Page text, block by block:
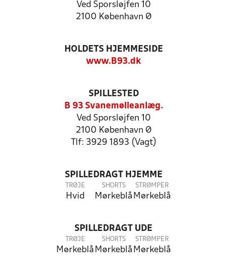
Ved Sporsløjfen 10
2100 København Ø
HOLDETS HJEMMESIDE
www.B93.dk
SPILLESTED
B 93 Svanemølleanlæg.
Ved Sporsløjfen 10
2100 København Ø
Tlf: 3929 1893 (Vagt)
SPILLEDRAGT HJEMME
TRØJE
Hvid
SHORTS
Mørkeblå
STRØMPER
Mørkeblå
SPILLEDRAGT UDE
TRØJE
Mørkeblå
SHORTS
Mørkeblå
STRØMPER
Mørkeblå